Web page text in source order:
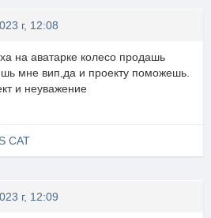
г, 12:08
на аватарке колесо продашь
мне вип,да и проекту поможешь.
и неуважение
CAT
г, 12:09